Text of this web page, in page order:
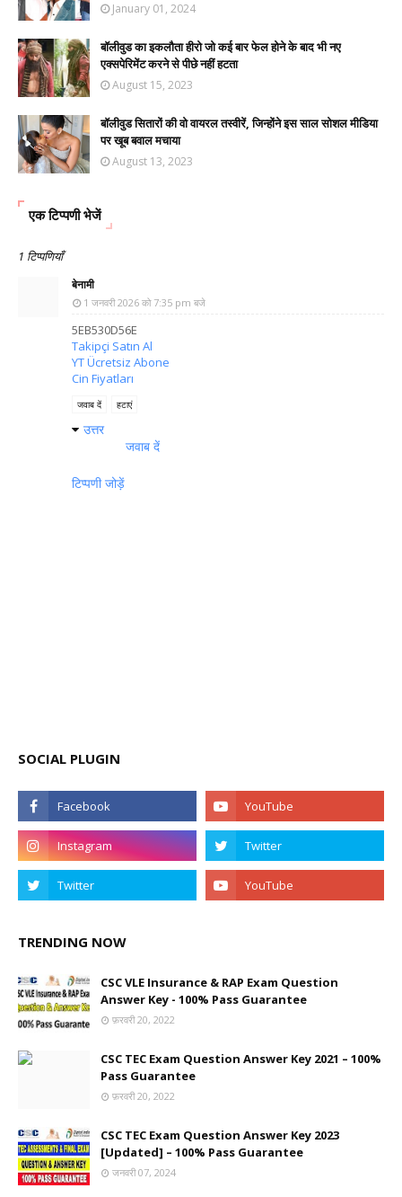
January 01, 2024
बॉलीवुड का इकलौता हीरो जो कई बार फेल होने के बाद भी नए
एक्सपेरिमेंट करने से पीछे नहीं हटता
August 15, 2023
बॉलीवुड सितारों की वो वायरल तस्वीरें, जिन्होंने इस साल सोशल मीडिया
पर खूब बवाल मचाया
August 13, 2023
एक टिप्पणी भेजें
1 टिप्पणियाँ
बेनामी
1 जनवरी 2026 को 7:35 pm बजे
5EB530D56E
Takipçi Satın Al
YT Ücretsiz Abone
Cin Fiyatları
जवाब दें हटाएं
उत्तर
जवाब दें
टिप्पणी जोड़ें
SOCIAL PLUGIN
TRENDING NOW
CSC VLE Insurance & RAP Exam Question
Answer Key - 100% Pass Guarantee
फ़रवरी 20, 2022
CSC TEC Exam Question Answer Key 2021 – 100%
Pass Guarantee
फ़रवरी 20, 2022
CSC TEC Exam Question Answer Key 2023
[Updated] – 100% Pass Guarantee
जनवरी 07, 2024